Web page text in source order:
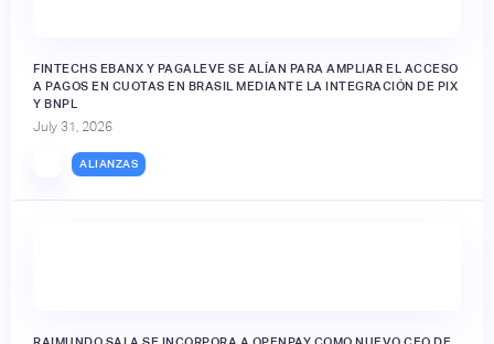
FINTECHS EBANX Y PAGALEVE SE ALÍAN PARA AMPLIAR EL ACCESO
A PAGOS EN CUOTAS EN BRASIL MEDIANTE LA INTEGRACIÓN DE PIX
Y BNPL
July 31, 2026
ALIANZAS